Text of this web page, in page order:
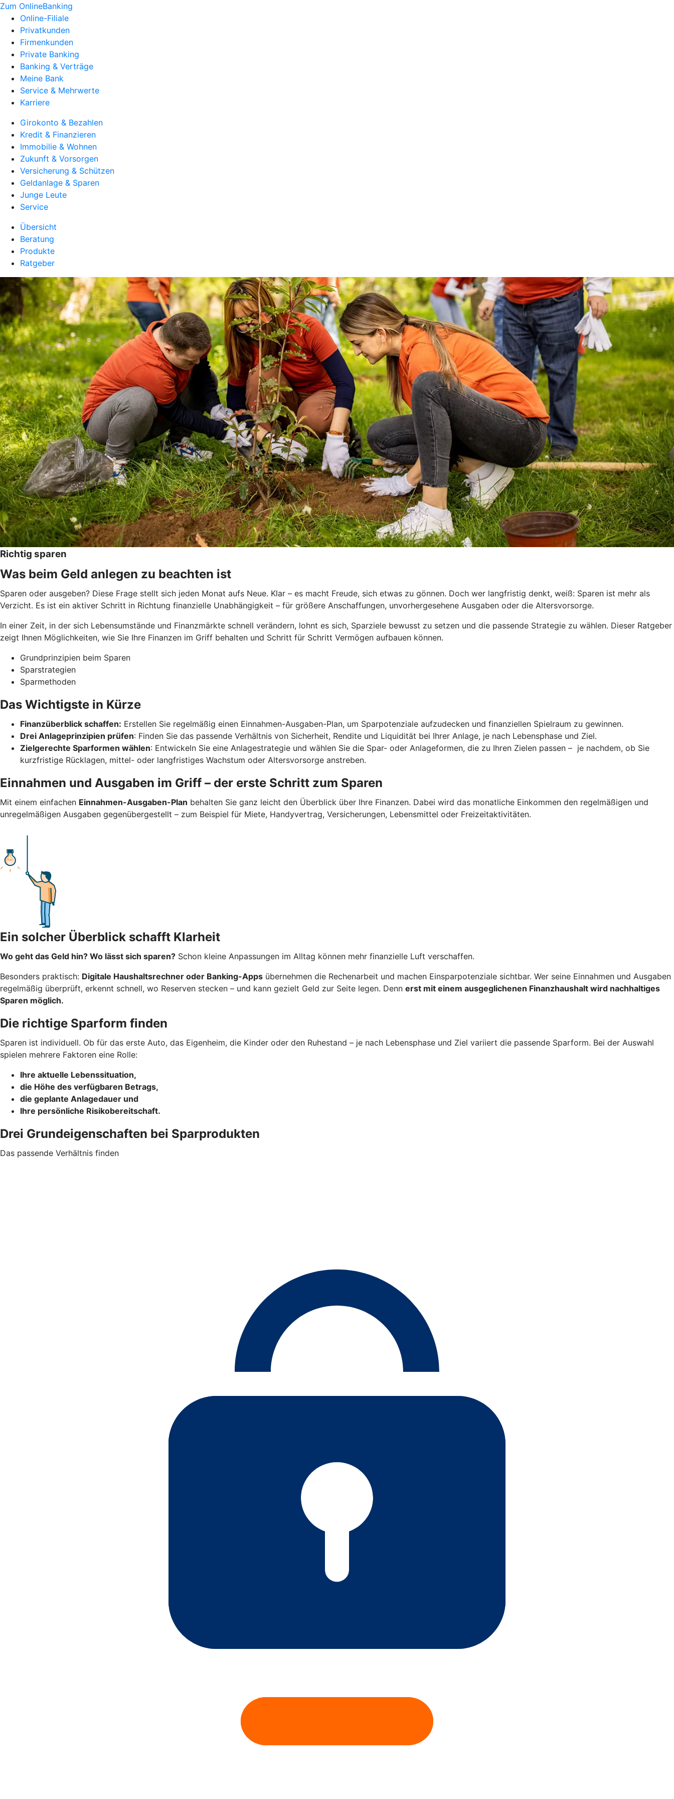
Zum OnlineBanking
Online-Filiale
Privatkunden
Firmenkunden
Private Banking
Banking & Verträge
Meine Bank
Service & Mehrwerte
Karriere
Girokonto & Bezahlen
Kredit & Finanzieren
Immobilie & Wohnen
Zukunft & Vorsorgen
Versicherung & Schützen
Geldanlage & Sparen
Junge Leute
Service
Übersicht
Beratung
Produkte
Ratgeber
Richtig sparen
Was beim Geld anlegen zu beachten ist
Sparen oder ausgeben? Diese Frage stellt sich jeden Monat aufs Neue. Klar – es macht Freude, sich etwas zu gönnen. Doch wer langfristig denkt, weiß: Sparen ist mehr als
Verzicht. Es ist ein aktiver Schritt in Richtung finanzielle Unabhängigkeit – für größere Anschaffungen, unvorhergesehene Ausgaben oder die Altersvorsorge.
In einer Zeit, in der sich Lebensumstände und Finanzmärkte schnell verändern, lohnt es sich, Sparziele bewusst zu setzen und die passende Strategie zu wählen. Dieser Ratgeber
zeigt Ihnen Möglichkeiten, wie Sie Ihre Finanzen im Griff behalten und Schritt für Schritt Vermögen aufbauen können.
Grundprinzipien beim Sparen
Sparstrategien
Sparmethoden
Das Wichtigste in Kürze
Finanzüberblick schaffen: Erstellen Sie regelmäßig einen Einnahmen-Ausgaben-Plan, um Sparpotenziale aufzudecken und finanziellen Spielraum zu gewinnen.
Drei Anlageprinzipien prüfen: Finden Sie das passende Verhältnis von Sicherheit, Rendite und Liquidität bei Ihrer Anlage, je nach Lebensphase und Ziel.
Zielgerechte Sparformen wählen: Entwickeln Sie eine Anlagestrategie und wählen Sie die Spar- oder Anlageformen, die zu Ihren Zielen passen – je nachdem, ob Sie
kurzfristige Rücklagen, mittel- oder langfristiges Wachstum oder Altersvorsorge anstreben.
Einnahmen und Ausgaben im Griff – der erste Schritt zum Sparen
Mit einem einfachen Einnahmen-Ausgaben-Plan behalten Sie ganz leicht den Überblick über Ihre Finanzen. Dabei wird das monatliche Einkommen den regelmäßigen und
unregelmäßigen Ausgaben gegenübergestellt – zum Beispiel für Miete, Handyvertrag, Versicherungen, Lebensmittel oder Freizeitaktivitäten.
Ein solcher Überblick schafft Klarheit
Wo geht das Geld hin? Wo lässt sich sparen? Schon kleine Anpassungen im Alltag können mehr finanzielle Luft verschaffen.
Besonders praktisch: Digitale Haushaltsrechner oder Banking-Apps übernehmen die Rechenarbeit und machen Einsparpotenziale sichtbar. Wer seine Einnahmen und Ausgaben
regelmäßig überprüft, erkennt schnell, wo Reserven stecken – und kann gezielt Geld zur Seite legen. Denn erst mit einem ausgeglichenen Finanzhaushalt wird nachhaltiges
Sparen möglich.
Die richtige Sparform finden
Sparen ist individuell. Ob für das erste Auto, das Eigenheim, die Kinder oder den Ruhestand – je nach Lebensphase und Ziel variiert die passende Sparform. Bei der Auswahl
spielen mehrere Faktoren eine Rolle:
Ihre aktuelle Lebenssituation,
die Höhe des verfügbaren Betrags,
die geplante Anlagedauer und
Ihre persönliche Risikobereitschaft.
Drei Grundeigenschaften bei Sparprodukten
Das passende Verhältnis finden